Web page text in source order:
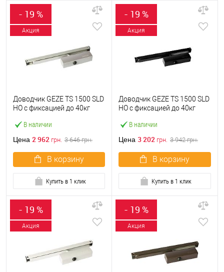
- 19 %
Акция
В наличии
Доводчик GEZE TS 1500 SLD
HO с фиксацией до 40кг
Цена 2 962 грн. 3 646грн.
В корзину
Купить в 1 клик
- 19 %
Акция
В наличии
Доводчик GEZE TS 1500 SLD
HO с фиксацией до 40кг
Цена 3 202 грн. 3 942грн.
В корзину
Купить в 1 клик
- 19 %
Акция
- 19 %
Акция